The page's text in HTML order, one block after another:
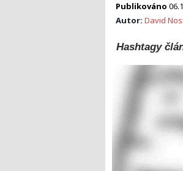
Publikováno
Autor: David
Hashtagy